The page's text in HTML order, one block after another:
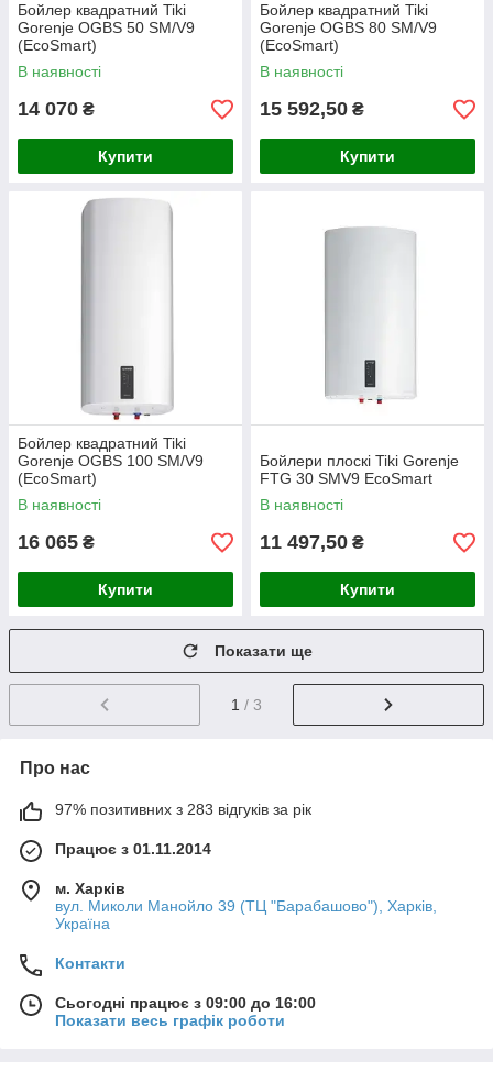
Бойлер квадратний Tiki
Gorenje OGBS 50 SM/V9
(EcoSmart)
В наявності
14 070 ₴
Купити
Бойлер квадратний Tiki
Gorenje OGBS 80 SM/V9
(EcoSmart)
В наявності
15 592,50 ₴
Купити
Бойлер квадратний Tiki
Gorenje OGBS 100 SM/V9
(EcoSmart)
В наявності
16 065 ₴
Купити
Бойлери плоскі Tiki Gorenje
FTG 30 SMV9 EcoSmart
В наявності
11 497,50 ₴
Купити
Показати ще
1 / 3
Про нас
97% позитивних з 283 відгуків за рік
Працює з 01.11.2014
м. Харків
вул. Миколи Манойло 39 (ТЦ "Барабашово"), Харків,
Україна
Контакти
Сьогодні працює з 09:00 до 16:00
Показати весь графік роботи